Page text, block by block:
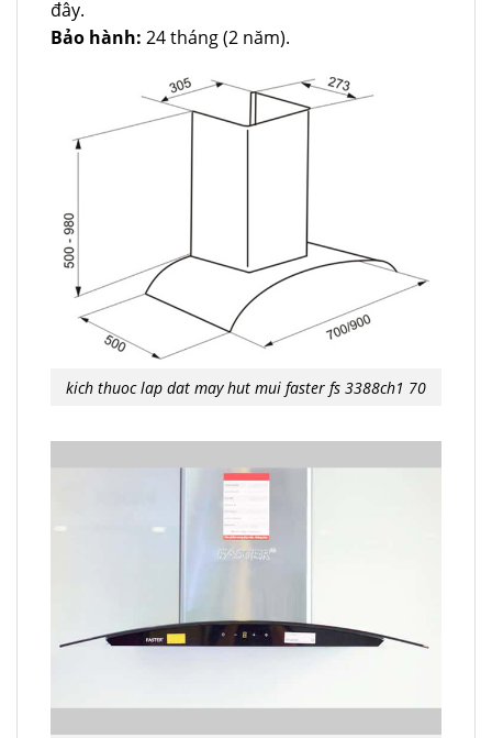
đây.
Bảo hành: 24 tháng (2 năm).
kich thuoc lap dat may hut mui faster fs 3388ch1 70